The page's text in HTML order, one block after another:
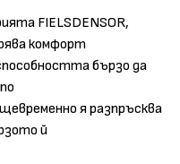
FIELSDENSOR,
комфорт
бързо да
я разпръсква
й